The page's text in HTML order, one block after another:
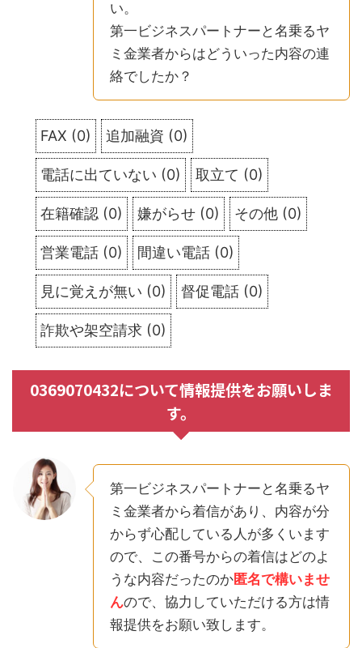
い。
第一ビジネスパートナーと名乗るヤ
ミ金業者からはどういった内容の連
絡でしたか？
FAX (0) 追加融資 (0)
電話に出ていない (0) 取立て (0)
在籍確認 (0) 嫌がらせ (0) その他 (0)
営業電話 (0) 間違い電話 (0)
見に覚えが無い (0) 督促電話 (0)
詐欺や架空請求 (0)
0369070432について情報提供をお願いしま
す。
第一ビジネスパートナーと名乗るヤ
ミ金業者から着信があり、内容が分
からず心配している人が多くいます
ので、この番号からの着信はどのよ
うな内容だったのか匿名で構いませ
んので、協力していただける方は情
報提供をお願い致します。